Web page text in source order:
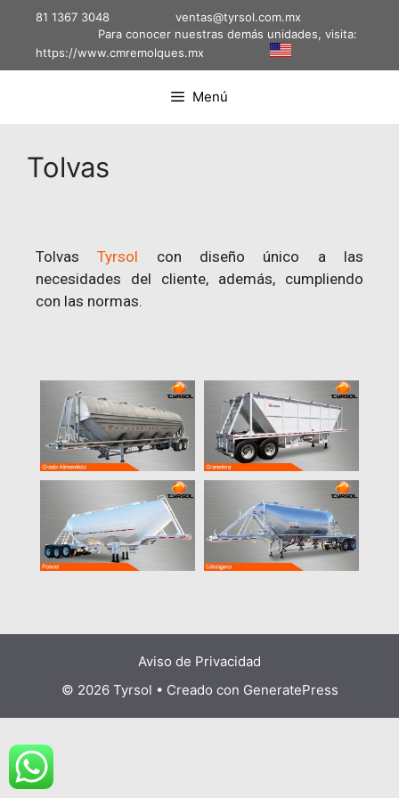
81 1367 3048
ventas@tyrsol.com.mx
Para conocer nuestras demás unidades, visita:
https://www.cmremolques.mx
Menú
Tolvas
TolvasTyrsol con diseño único a las
necesidades del cliente, además, cumpliendo
con las normas.
Aviso de Privacidad
© 2026 Tyrsol • Creado con GeneratePress